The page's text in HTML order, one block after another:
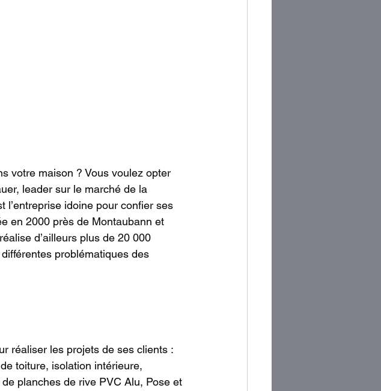
votre maison ? Vous voulez opter
leader sur le marché de la
l’entreprise idoine pour confier ses
en 2000 près de Montaubann et
d’ailleurs plus de 20 000
problématiques des
réaliser les projets de ses clients :
toiture, isolation intérieure,
planches de rive PVC Alu, Pose et